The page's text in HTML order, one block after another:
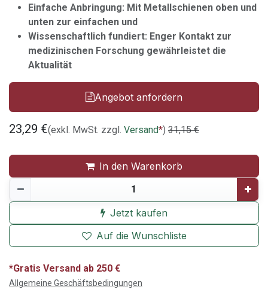
Einfache Anbringung: Mit Metallschienen oben und
unten zur einfachen und
Wissenschaftlich fundiert: Enger Kontakt zur
medizinischen Forschung gewährleistet die
Aktualität
Angebot anfordern
23,29 €(exkl. MwSt. zzgl. Versand*) 31,15€
In den Warenkorb
Jetzt kaufen
Auf die Wunschliste
*Gratis Versand ab 250 €
Allgemeine Geschäftsbedingungen